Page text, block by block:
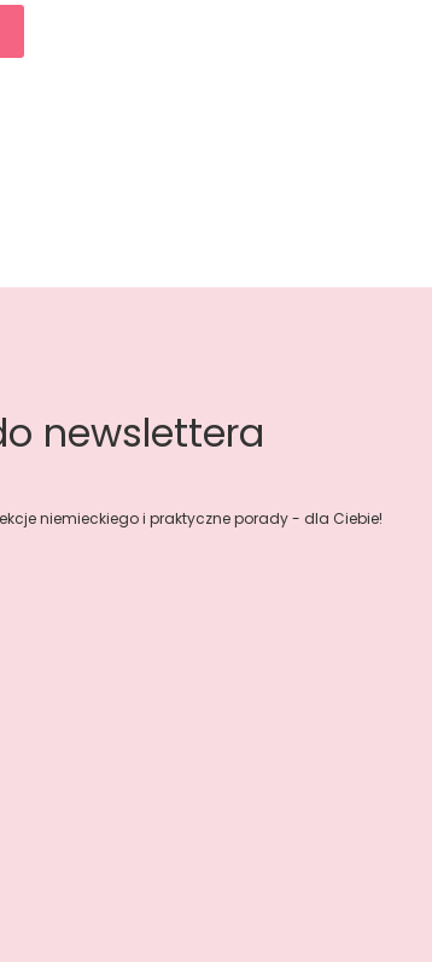
newslettera
niemieckiego i praktyczne porady - dla Ciebie!